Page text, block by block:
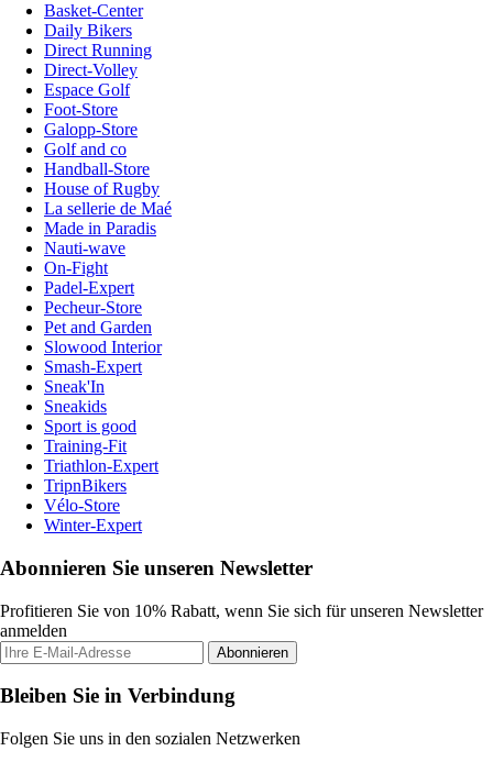
Basket-Center
Daily Bikers
Direct Running
Direct-Volley
Espace Golf
Foot-Store
Galopp-Store
Golf and co
Handball-Store
House of Rugby
La sellerie de Maé
Made in Paradis
Nauti-wave
On-Fight
Padel-Expert
Pecheur-Store
Pet and Garden
Slowood Interior
Smash-Expert
Sneak'In
Sneakids
Sport is good
Training-Fit
Triathlon-Expert
TripnBikers
Vélo-Store
Winter-Expert
Abonnieren Sie unseren Newsletter
Profitieren Sie von 10% Rabatt, wenn Sie sich für unseren Newsletter
anmelden
Abonnieren
Bleiben Sie in Verbindung
Folgen Sie uns in den sozialen Netzwerken